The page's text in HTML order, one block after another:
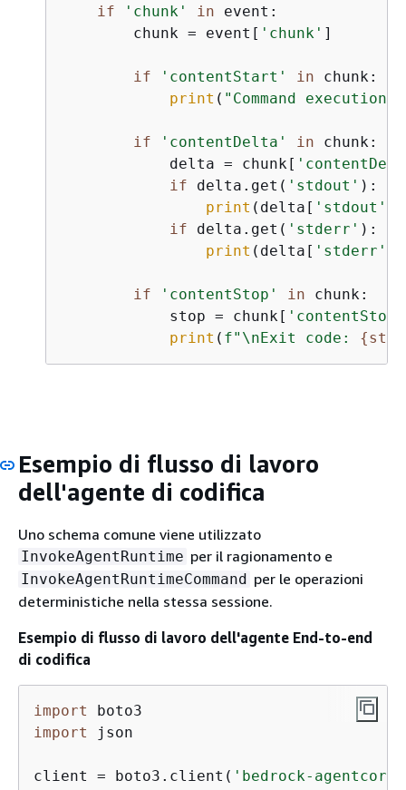
if 'chunk' in event:
        chunk = event[
'chunk' ]
if 'contentStart' in chunk:
print ( "Command execution
if 'contentDelta' in chunk:
            delta = chunk[
if delta.get( 'stdout' ):
print (delta[ 'stdout'
if delta.get( 'stderr' ):
print (delta[ 'stderr'
if 'contentStop' in chunk:
            stop = chunk[
'contentStop'
print ( f"\nExit code: {
Esempio di flusso di lavoro
dell'agente di codifica
Uno schema comune viene utilizzato
InvokeAgentRuntime per il ragionamento e
InvokeAgentRuntimeCommand per le operazioni
deterministiche nella stessa sessione.
Esempio di flusso di lavoro dell'agente End-to-end
di codifica
import
import
json
client = boto3.client( 'bedrock-agentcore'